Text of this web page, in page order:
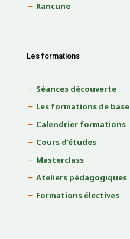
Rancune
Les formations
Séances découverte
Les formations de base
Calendrier formations
Cours d'études
Masterclass
Ateliers pédagogiques
Formations électives